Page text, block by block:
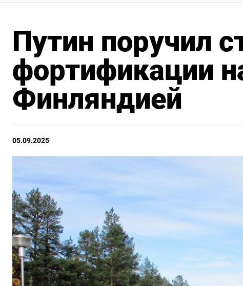
Путин поручил
фортификации
Финляндией
05.09.2025